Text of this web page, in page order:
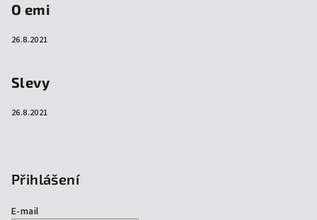
O emi
26.8.2021
Slevy
26.8.2021
Přihlášení
E-mail